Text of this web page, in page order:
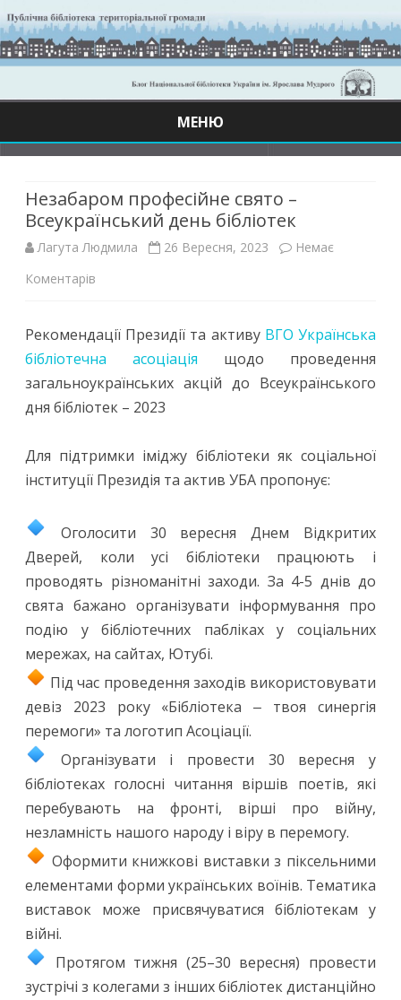
МЕНЮ
Незабаром професійне свято –
Всеукраїнський день бібліотек
Лагута Людмила 26 Вересня, 2023
Немає
Коментарів
професійне
–
день
Рекомендації Президії та активу ВГО Українська
бібліотечна асоціація щодо проведення
загальноукраїнських акцій до Всеукраїнського
дня бібліотек – 2023
Для підтримки іміджу бібліотеки як соціальної
інституції Президія та актив УБА пропонує:
Оголосити 30 вересня Днем Відкритих
Дверей, коли усі бібліотеки працюють і
проводять різноманітні заходи. За 4-5 днів до
свята бажано організувати інформування про
подію у бібліотечних пабліках у соціальних
мережах, на сайтах, Ютубі.
Під час проведення заходів використовувати
девіз 2023 року «Бібліотека ‒ твоя синергія
перемоги» та логотип Асоціації.
Організувати і провести 30 вересня у
бібліотеках голосні читання віршів поетів, які
перебувають на фронті, вірші про війну,
незламність нашого народу і віру в перемогу.
Оформити книжкові виставки з піксельними
елементами форми українських воїнів. Тематика
виставок може присвячуватися бібліотекам у
війні.
Протягом тижня (25–30 вересня) провести
зустрічі з колегами з інших бібліотек дистанційно